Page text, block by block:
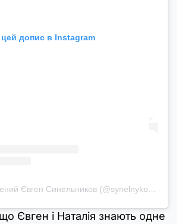
цей допис в Instagram
Допис, поширений Євген Синельников (@synelnykov_yevgen)
Євген і Наталія знають одне